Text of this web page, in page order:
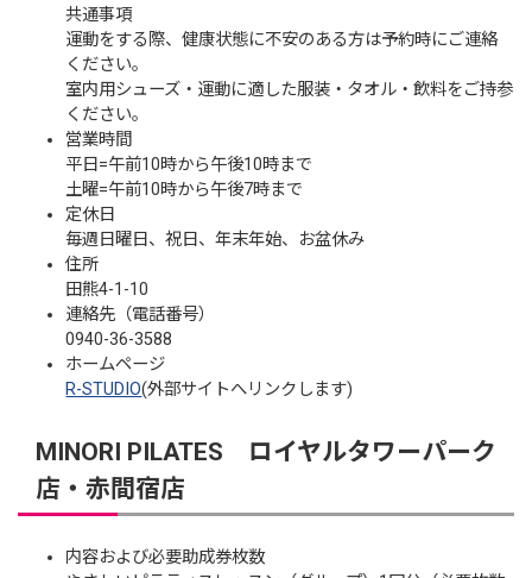
共通事項
運動をする際、健康状態に不安のある方は予約時にご連絡
ください。
室内用シューズ・運動に適した服装・タオル・飲料をご持参
ください。
営業時間
平日=午前10時から午後10時まで
土曜=午前10時から午後7時まで
定休日
毎週日曜日、祝日、年末年始、お盆休み
住所
田熊4-1-10
連絡先（電話番号）
0940-36-3588
ホームページ
R-STUDIO(外部サイトへリンクします)
MINORI PILATES ロイヤルタワーパーク
店・赤間宿店
内容および必要助成券枚数